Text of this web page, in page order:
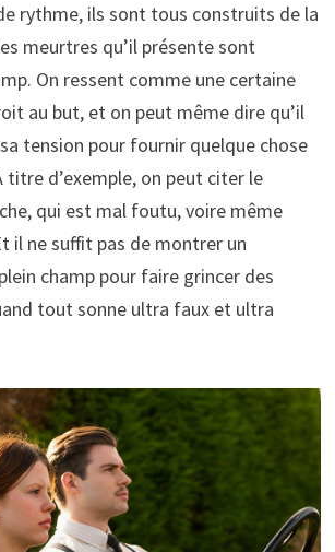
rythme, ils sont tous construits de la
meurtres qu’il présente sont
On ressent comme une certaine
au but, et on peut même dire qu’il
tension pour fournir quelque chose
titre d’exemple, on peut citer le
qui est mal foutu, voire même
il ne suffit pas de montrer un
champ pour faire grincer des
tout sonne ultra faux et ultra